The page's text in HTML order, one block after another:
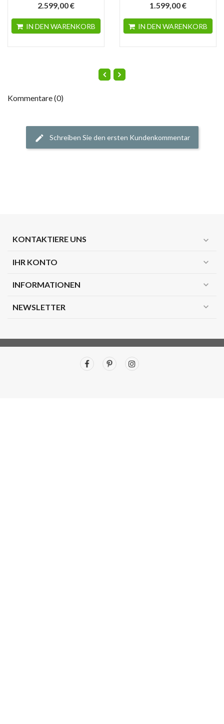
2.599,00 €
IN DEN WARENKORB
1.599,00 €
IN DEN WARENKORB
Kommentare (0)
Schreiben Sie den ersten Kundenkommentar
KONTAKTIERE UNS expand_more
IHR KONTO expand_more
INFORMATIONEN expand_more
NEWSLETTER expand_more